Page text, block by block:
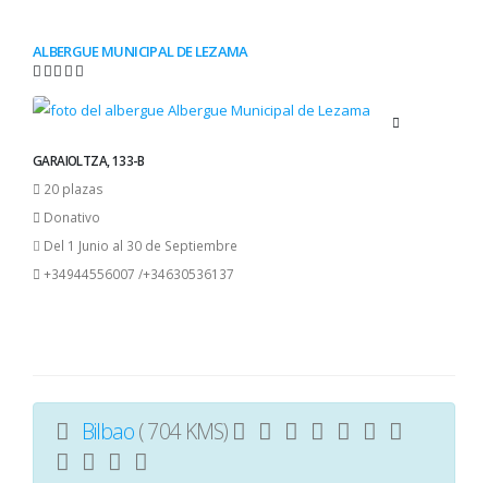
ALBERGUE MUNICIPAL DE LEZAMA
GARAIOLTZA, 133-B
20 plazas
Donativo
Del 1 Junio al 30 de Septiembre
+34944556007 /+34630536137
Bilbao( 704 KMS)